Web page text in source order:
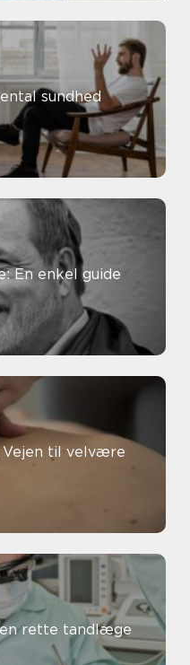
sundhed
En enkel guide
Vejen til velvære
rette tandlæge